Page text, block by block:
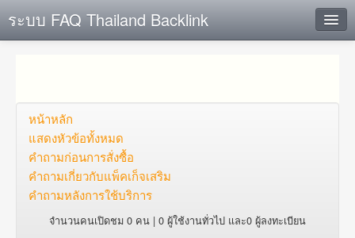
ระบบ FAQ Thailand Backlink
ตั้งคำถาม
ดูคำถาม
คุณต้องการที่จะลงทะเบียนหรือไม่?
หน้าหลัก
แสดงหัวข้อทั้งหมด
คำถาม​ก่อน​การ​สั่งซื้อ​
คำถาม​เกี่ยว​กับ​แพ็คเก็จ​เสริม
คำถามหลังการใช้บริการ
จำนวนคนเปิดชม 0 คน | 0 ผู้ใช้งานทั่วไป และ0 ผู้ลงทะเบียน